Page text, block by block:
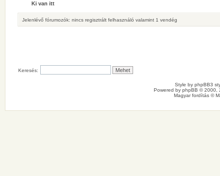
Ki van itt
Jelenlévő fórumozók: nincs regisztrált felhasználó valamint 1 vendég
Keresés:
Style by phpBB3
Powered by phpBB © 2000,
Magyar fordítás ©